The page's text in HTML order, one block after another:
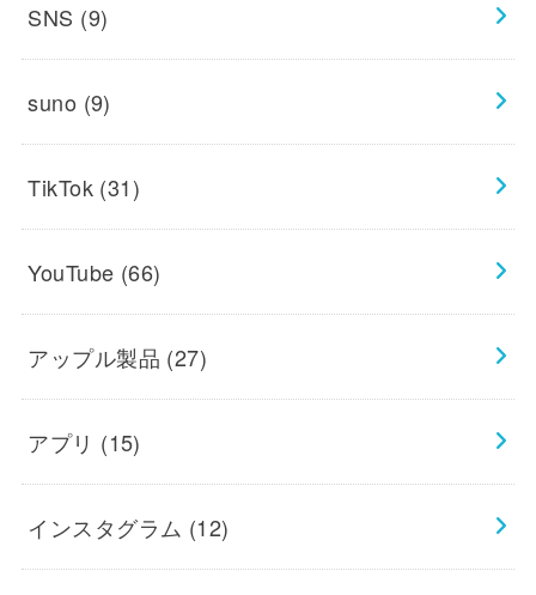
SNS (9)
suno (9)
TikTok (31)
YouTube (66)
アップル製品 (27)
アプリ (15)
インスタグラム (12)